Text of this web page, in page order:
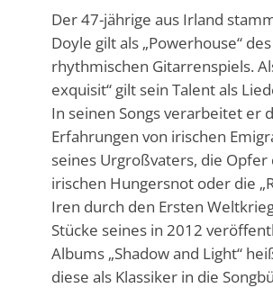
Der 47-jährige aus Irland
Doyle gilt als „Powerhouse“ des
rhythmischen Gitarrenspiels.
exquisit“ gilt sein Talent als
In seinen Songs verarbeitet er
Erfahrungen von irischen
seines Urgroßvaters, die
irischen Hungersnot oder die
Iren durch den Ersten
Stücke seines in 2012
Albums „Shadow and Light“
diese als Klassiker in die